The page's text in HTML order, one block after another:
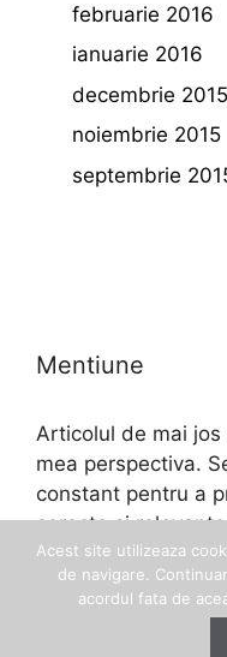
februarie 2016
ianuarie 2016
decembrie 2015
noiembrie 2015
septembrie
Mentiune
Articolul de mai
mea perspectiva.
constant pentru a
corecte si
Acest site utilizeaza
de navigare.
acordul fata de